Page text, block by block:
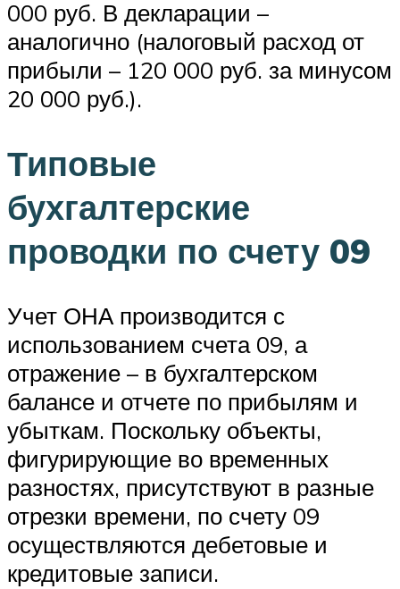
000 руб. В декларации –
аналогично (налоговый расход от
прибыли – 120 000 руб. за минусом
20 000 руб.).
Типовые
бухгалтерские
проводки по счету 09
Учет ОНА производится с
использованием счета 09, а
отражение – в бухгалтерском
балансе и отчете по прибылям и
убыткам. Поскольку объекты,
фигурирующие во временных
разностях, присутствуют в разные
отрезки времени, по счету 09
осуществляются дебетовые и
кредитовые записи.